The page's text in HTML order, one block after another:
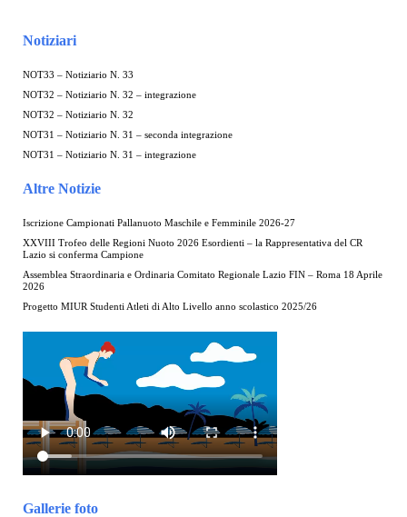
Notiziari
NOT33 – Notiziario N. 33
NOT32 – Notiziario N. 32 – integrazione
NOT32 – Notiziario N. 32
NOT31 – Notiziario N. 31 – seconda integrazione
NOT31 – Notiziario N. 31 – integrazione
Altre Notizie
Iscrizione Campionati Pallanuoto Maschile e Femminile 2026-27
XXVIII Trofeo delle Regioni Nuoto 2026 Esordienti – la Rappresentativa del CR
Lazio si conferma Campione
Assemblea Straordinaria e Ordinaria Comitato Regionale Lazio FIN – Roma 18 Aprile
2026
Progetto MIUR Studenti Atleti di Alto Livello anno scolastico 2025/26
Gallerie foto